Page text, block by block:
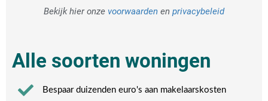
Bekijk hier onze voorwaarden en privacybeleid
Alle soorten woningen
Bespaar duizenden euro's aan makelaarskosten